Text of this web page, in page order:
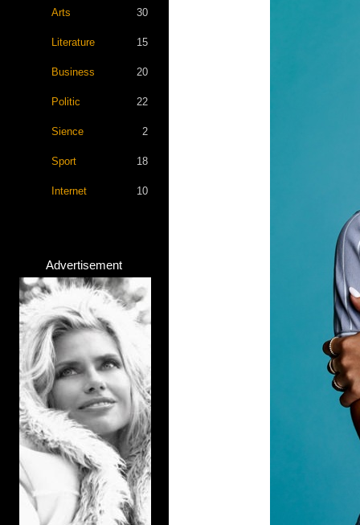
Arts 30
Literature 15
Business 20
Politic 22
Sience 2
Sport 18
Internet 10
Advertisement